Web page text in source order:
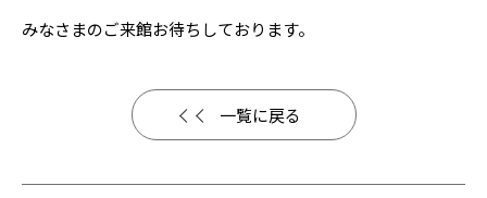
みなさまのご来館お待ちしております。
一覧に戻る